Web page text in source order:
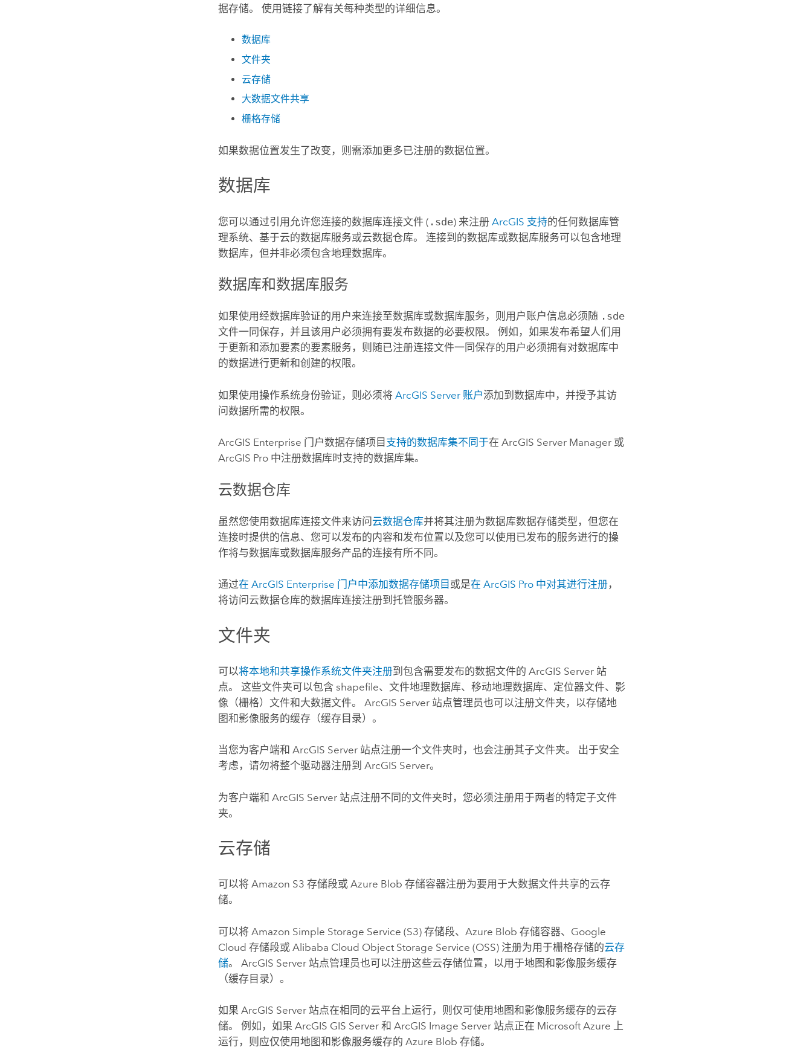
据存储。 使用链接了解有关每种类型的详细信息。
数据库
文件夹
云存储
大数据文件共享
栅格存储
如果数据位置发生了改变，则需添加更多已注册的数据位置。
数据库
您可以通过引用允许您连接的数据库连接文件 ( .sde) 来注册ArcGIS 支持的任何数据库管
理系统、基于云的数据库服务或云数据仓库。 连接到的数据库或数据库服务可以包含地理
数据库，但并非必须包含地理数据库。
数据库和数据库服务
如果使用经数据库验证的用户来连接至数据库或数据库服务，则用户账户信息必须随 .sde
文件一同保存，并且该用户必须拥有要发布数据的必要权限。 例如，如果发布希望人们用
于更新和添加要素的要素服务，则随已注册连接文件一同保存的用户必须拥有对数据库中
的数据进行更新和创建的权限。
如果使用操作系统身份验证，则必须将ArcGIS Server 账户添加到数据库中，并授予其访
问数据所需的权限。
ArcGIS Enterprise 门户数据存储项目 支持的数据库集不同于在ArcGIS Server Manager 或
ArcGIS Pro 中注册数据库时支持的数据库集。
云数据仓库
虽然您使用数据库连接文件来访问云数据仓库并将其注册为数据库数据存储类型，但您在
连接时提供的信息、您可以发布的内容和发布位置以及您可以使用已发布的服务进行的操
作将与数据库或数据库服务产品的连接有所不同。
通过在ArcGIS Enterprise 门户中添加数据存储项目 或是在ArcGIS Pro 中对其进行注册，
将访问云数据仓库的数据库连接注册到托管服务器。
文件夹
可以将本地和共享操作系统文件夹注册到包含需要发布的数据文件的ArcGIS Server 站
点。 这些文件夹可以包含 shapefile、文件地理数据库、移动地理数据库、定位器文件、影
像（栅格）文件和大数据文件。ArcGIS Server 站点管理员也可以注册文件夹，以存储地
图和影像服务的缓存（缓存目录）。
当您为客户端和ArcGIS Server 站点注册一个文件夹时，也会注册其子文件夹。 出于安全
考虑，请勿将整个驱动器注册到ArcGIS Server。
为客户端和ArcGIS Server 站点注册不同的文件夹时，您必须注册用于两者的特定子文件
夹。
云存储
可以将Amazon S3 存储段或Azure Blob 存储容器注册为要用于大数据文件共享的云存
储。
可以将Amazon Simple Storage Service (S3) 存储段、Azure Blob 存储容器、 Google
Cloud 存储段或Alibaba Cloud Object Storage Service (OSS) 注册为用于栅格存储的云存
储。ArcGIS Server 站点管理员也可以注册这些云存储位置，以用于地图和影像服务缓存
（缓存目录）。
如果ArcGIS Server 站点在相同的云平台上运行，则仅可使用地图和影像服务缓存的云存
储。 例如，如果ArcGIS GIS Server 和ArcGIS Image Server 站点正在 Microsoft Azure 上
运行，则应仅使用地图和影像服务缓存的Azure Blob 存储。